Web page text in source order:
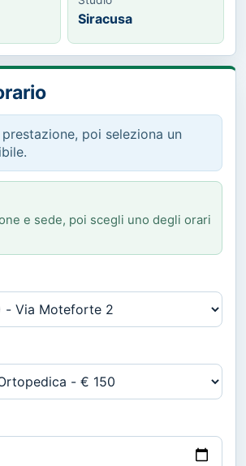
Siracusa
poi seleziona un
e sede, poi scegli uno degli orari